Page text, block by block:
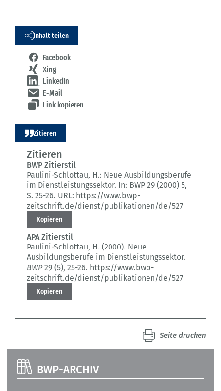
Inhalt teilen
Facebook
Xing
LinkedIn
E-Mail
Link kopieren
Zitieren
Zitieren
BWP Zitierstil
Paulini-Schlottau, H.: Neue Ausbildungsberufe
im Dienstleistungssektor. In: BWP 29 (2000) 5,
S. 25-26. URL: https://www.bwp-
zeitschrift.de/dienst/publikationen/de/527
Kopieren
APA Zitierstil
Paulini-Schlottau, H. (2000). Neue
Ausbildungsberufe im Dienstleistungssektor.
BWP29 (5), 25-26. https://www.bwp-
zeitschrift.de/dienst/publikationen/de/527
Kopieren
Seite drucken
BWP-ARCHIV